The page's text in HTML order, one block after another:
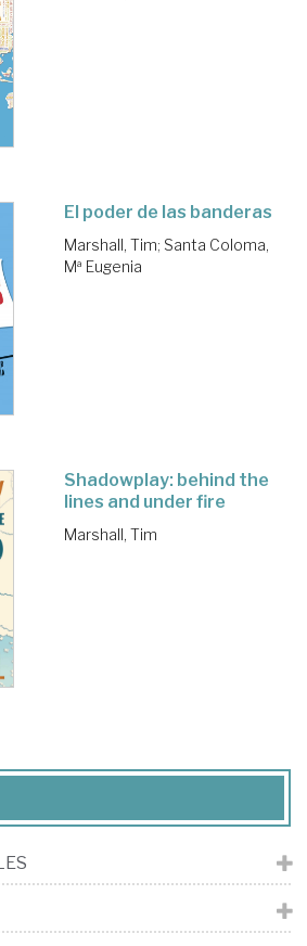
El poder de las banderas
Marshall, Tim; Santa Coloma,
Mª Eugenia
Shadowplay: behind the
lines and under fire
Marshall, Tim